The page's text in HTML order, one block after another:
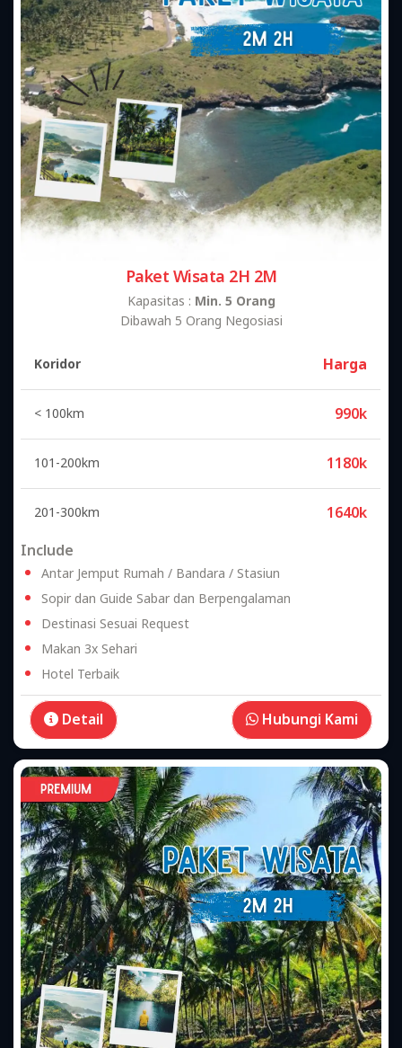
Paket Wisata 2H 2M
Kapasitas : Min. 5 Orang
Dibawah 5 Orang Negosiasi
Koridor
Harga
< 100km 990k
101-200km 1180k
201-300km
1640k
Include
Antar Jemput Rumah / Bandara / Stasiun
Sopir dan Guide Sabar dan Berpengalaman
Destinasi Sesuai Request
Makan 3x Sehari
Hotel Terbaik
Detail Hubungi Kami